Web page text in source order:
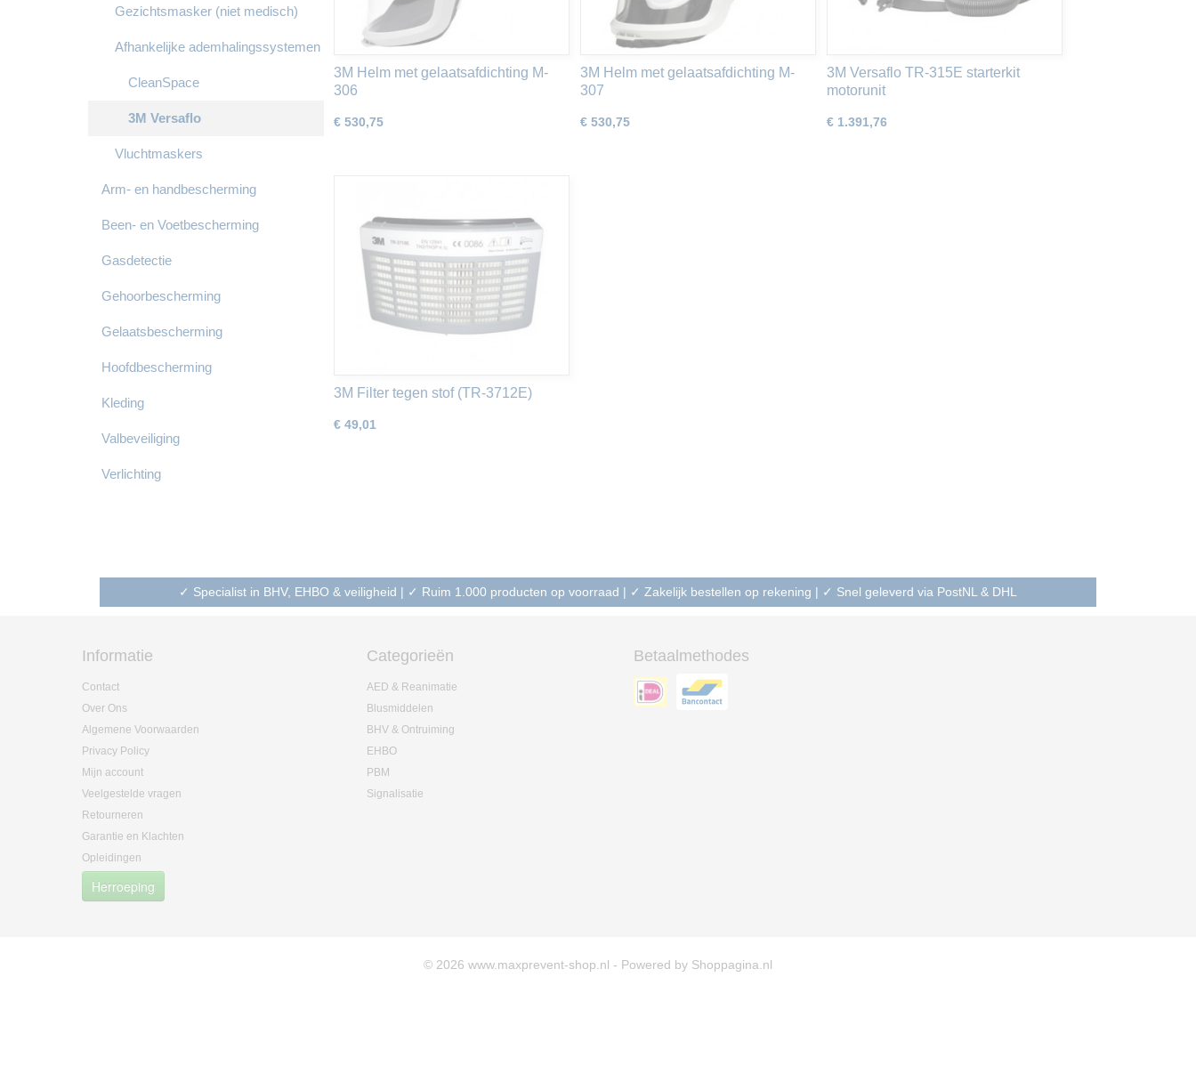
Gezichtsmasker (niet medisch)
Afhankelijke ademhalingssystemen
CleanSpace
3M Versaflo
Vluchtmaskers
Arm- en handbescherming
Been- en Voetbescherming
Gasdetectie
Gehoorbescherming
Gelaatsbescherming
Hoofdbescherming
Kleding
Valbeveiliging
Verlichting
3M Helm met gelaatsafdichting M-
306
€ 530,75
3M Helm met gelaatsafdichting M-
307
€ 530,75
3M Versaflo TR-315E starterkit
motorunit
€ 1.391,76
3M Filter tegen stof (TR-3712E)
€ 49,01
✓ Specialist in BHV, EHBO & veiligheid | ✓ Ruim 1.000 producten op voorraad | ✓ Zakelijk bestellen op rekening | ✓ Snel geleverd via PostNL & DHL
Informatie
Contact
Over Ons
Algemene Voorwaarden
Privacy Policy
Mijn account
Veelgestelde vragen
Retourneren
Garantie en Klachten
Opleidingen
Herroeping
Categorieën
AED & Reanimatie
Blusmiddelen
BHV & Ontruiming
EHBO
PBM
Signalisatie
Betaalmethodes
© 2026 www.maxprevent-shop.nl - Powered by Shoppagina.nl